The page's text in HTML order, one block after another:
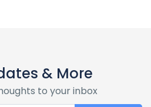
& More
to your inbox